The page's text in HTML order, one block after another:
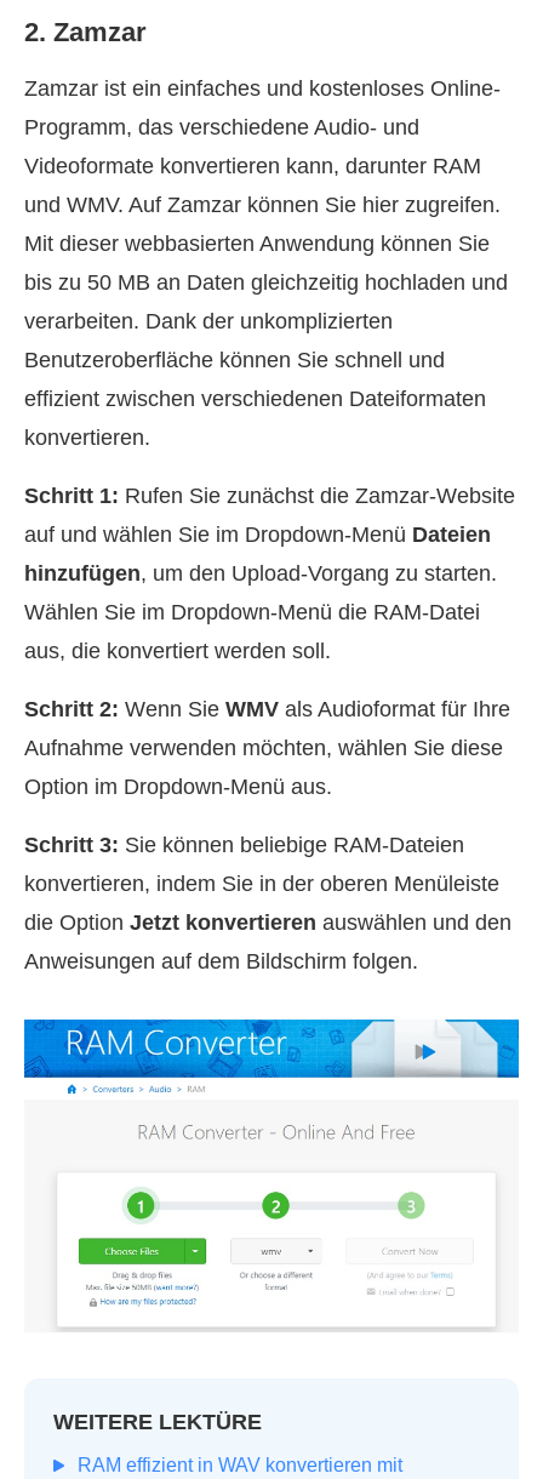
2. Zamzar
Zamzar ist ein einfaches und kostenloses Online-
Programm, das verschiedene Audio- und
Videoformate konvertieren kann, darunter RAM
und WMV. Auf Zamzar können Sie hier zugreifen.
Mit dieser webbasierten Anwendung können Sie
bis zu 50 MB an Daten gleichzeitig hochladen und
verarbeiten. Dank der unkomplizierten
Benutzeroberfläche können Sie schnell und
effizient zwischen verschiedenen Dateiformaten
konvertieren.
Schritt 1: Rufen Sie zunächst die Zamzar-Website
auf und wählen Sie im Dropdown-Menü Dateien
hinzufügen, um den Upload-Vorgang zu starten.
Wählen Sie im Dropdown-Menü die RAM-Datei
aus, die konvertiert werden soll.
Schritt 2: Wenn Sie WMV als Audioformat für Ihre
Aufnahme verwenden möchten, wählen Sie diese
Option im Dropdown-Menü aus.
Schritt 3: Sie können beliebige RAM-Dateien
konvertieren, indem Sie in der oberen Menüleiste
die Option Jetzt konvertieren auswählen und den
Anweisungen auf dem Bildschirm folgen.
WEITERE LEKTÜRE
RAM effizient in WAV konvertieren mit